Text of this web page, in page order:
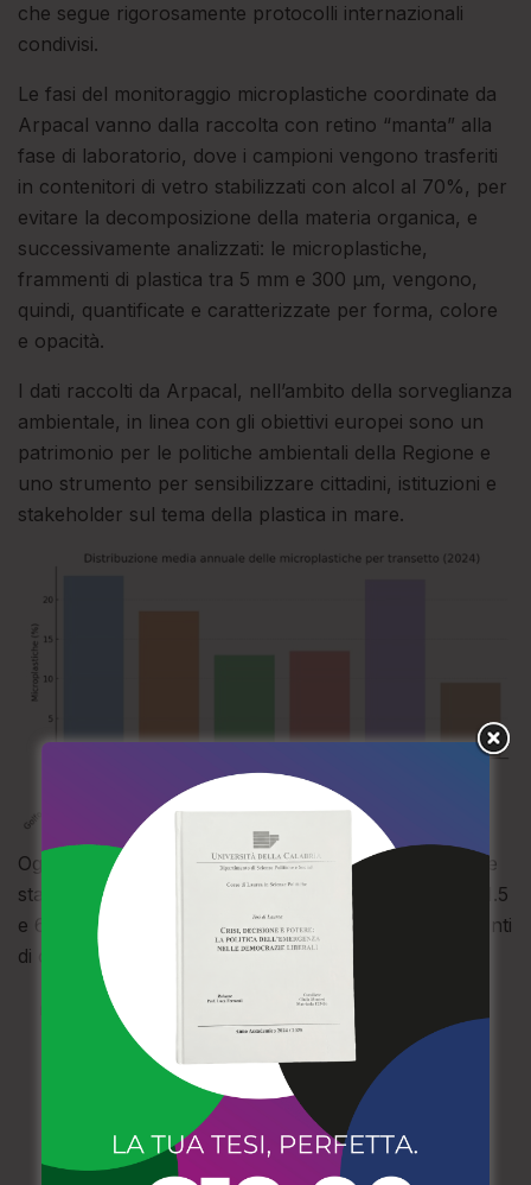
che segue rigorosamente protocolli internazionali
condivisi.
Le fasi del monitoraggio microplastiche coordinate da
Arpacal vanno dalla raccolta con retino “manta” alla
fase di laboratorio, dove i campioni vengono trasferiti
in contenitori di vetro stabilizzati con alcol al 70%, per
evitare la decomposizione della materia organica, e
successivamente analizzati: le microplastiche,
frammenti di plastica tra 5 mm e 300 µm, vengono,
quindi, quantificate e caratterizzate per forma, colore
e opacità.
I dati raccolti da Arpacal, nell’ambito della sorveglianza
ambientale, in linea con gli obiettivi europei sono un
patrimonio per le politiche ambientali della Regione e
uno strumento per sensibilizzare cittadini, istituzioni e
stakeholder sul tema della plastica in mare.
Ogni transetto, complessivamente sei, comprende tre
stazioni di rilevamento situate rispettivamente a 0.5, 1.5
e 6 miglia nautiche dalla costa, per un totale di 18 punti
di campionamento.